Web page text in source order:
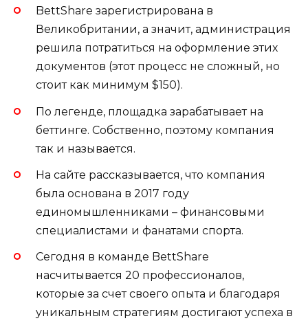
BettShare зарегистрирована в
Великобритании, а значит, администрация
решила потратиться на оформление этих
документов (этот процесс не сложный, но
стоит как минимум $150).
По легенде, площадка зарабатывает на
беттинге. Собственно, поэтому компания
так и называется.
На сайте рассказывается, что компания
была основана в 2017 году
единомышленниками – финансовыми
специалистами и фанатами спорта.
Сегодня в команде BettShare
насчитывается 20 профессионалов,
которые за счет своего опыта и благодаря
уникальным стратегиям достигают успеха в